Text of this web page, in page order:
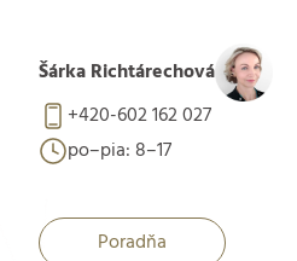
Šárka Richtárechová
+420-602 162 027
po–pia: 8–17
Poradňa